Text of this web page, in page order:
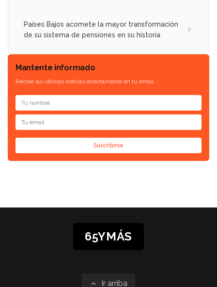
Países Bajos acomete la mayor transformación
de su sistema de pensiones en su historia
Mantente informado
Recibe las últimas noticias directamente en tu email.
Suscribirse
65YMÁS
Ir arriba